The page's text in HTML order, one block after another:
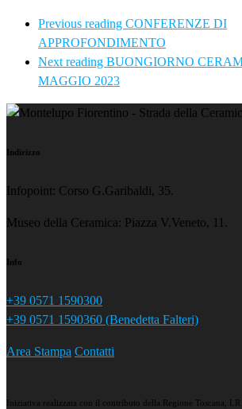
Previous reading CONFERENZE DI
APPROFONDIMENTO
Next reading BUONGIORNO
MAGGIO 2023
Indirizzo
Infopoint: Corso G.Garibaldi, 35.
Museo della Ceramica: Piazza V.Veneto, 11.
Info
+39 0571 1590300
+39 0571 1590360 (Benedetta Falteri)
Area Stampa Contatti
Iniziativa realizzata con il contributo della Regione Toscana, LR